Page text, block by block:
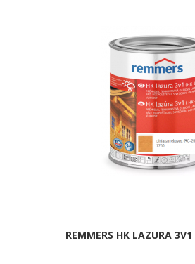
REMMERS HK LAZURA